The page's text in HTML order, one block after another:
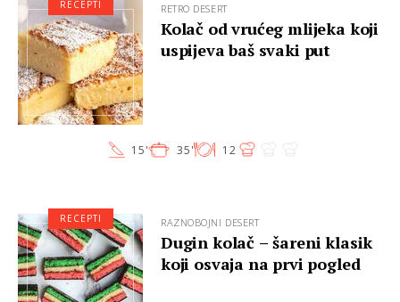
RETRO DESERT
Kolač od vrućeg mlijeka koji
uspijeva baš svaki put
15' 35' 12
RECEPTI
RAZNOBOJNI DESERT
Dugin kolač – šareni klasik
koji osvaja na prvi pogled
RECEPTI